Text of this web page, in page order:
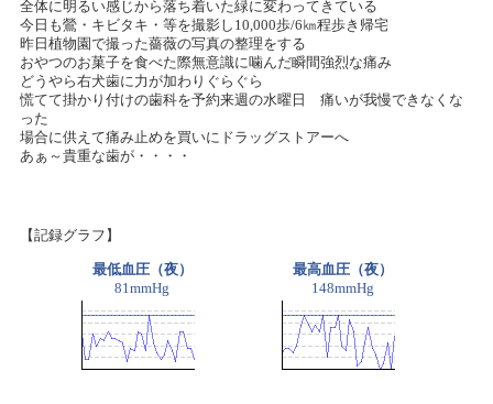
全体に明るい感じから落ち着いた緑に変わってきている
今日も鶯・キビタキ・等を撮影し10,000歩/6㎞程歩き帰宅
昨日植物園で撮った薔薇の写真の整理をする
おやつのお菓子を食べた際無意識に噛んだ瞬間強烈な痛み
どうやら右犬歯に力が加わりぐらぐら
慌てて掛かり付けの歯科を予約来週の水曜日 痛いが我慢できなくな
った
場合に供えて痛み止めを買いにドラッグストアーへ
あぁ～貴重な歯が・・・・
【記録グラフ】
最低血圧（夜）
81mmHg
最高血圧（夜）
148mmHg